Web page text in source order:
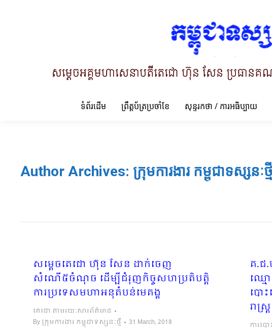
ទំព័រដើម ព្រឹត្តប័ត្រប្រចាំខែ សុន្ទរកថា / ការអធិប្បាយ
Author Archives: ក្រុមការងារ កម្ពុជាទស្សនៈថ្មី
សម្តេចតេជោ ហ៊ុន សែន ដាក់ចេញ
សំណើ៥ចំណុច ដើម្បីជំរុញកិច្ចសហប្រតិបត្តិ
ការប្រទេសមហាអនុតំបន់មេគង្គ
តេជោ តាមរយៈសារព័ត៌មាន
By ក្រុមការងារ កម្ពុជាទស្សនៈថ្មី 31 March, 2018
គ.ជ
ឈ្ម
បោ
រាស្
ការបោ